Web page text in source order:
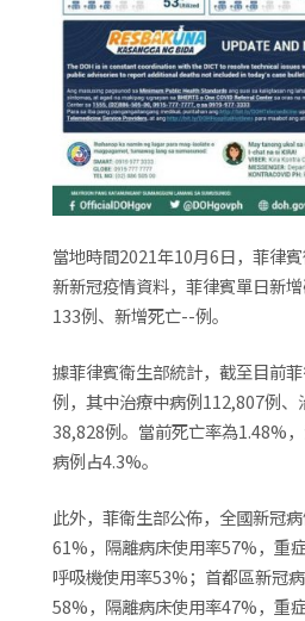
當地時間2021年10月6日，菲律
新新冠疫情資料，菲律賓單日新
133例、新增死亡--例。
據菲律賓衛生部統計，截至目前
例，其中治療中病例112,807例
38,828例。當前死亡率為1.48%
病例占4.3%。
此外，菲衛生部公佈，全國新冠
61%，隔離病床使用率57%，重
呼吸機使用率53%；首都區新冠
58%，隔離病床使用率47%，重